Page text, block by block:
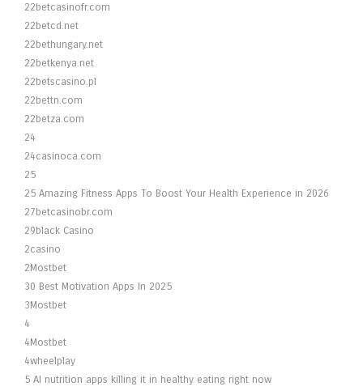
22betcasinofr.com
22betcd.net
22bethungary.net
22betkenya.net
22betscasino.pl
22bettn.com
22betza.com
24
24casinoca.com
25
25 Amazing Fitness Apps To Boost Your Health Experience in 2026
27betcasinobr.com
29black Casino
2casino
2Mostbet
30 Best Motivation Apps In 2025
3Mostbet
4
4Mostbet
4wheelplay
5 AI nutrition apps killing it in healthy eating right now